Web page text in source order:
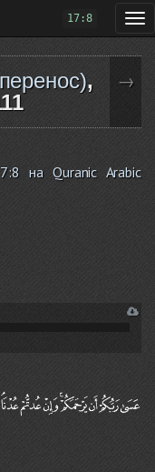
17:8
,
→
на Quranic Arabic